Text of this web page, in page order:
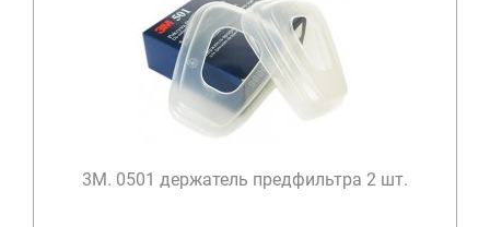
3М. 0501 держатель предфильтра 2 шт.